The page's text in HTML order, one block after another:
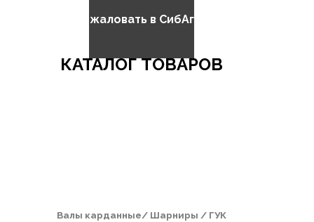
Добро пожаловать в СибАгроБизнес
КАТАЛОГ ТОВАРОВ
Валы карданные/ Шарниры / ГУК